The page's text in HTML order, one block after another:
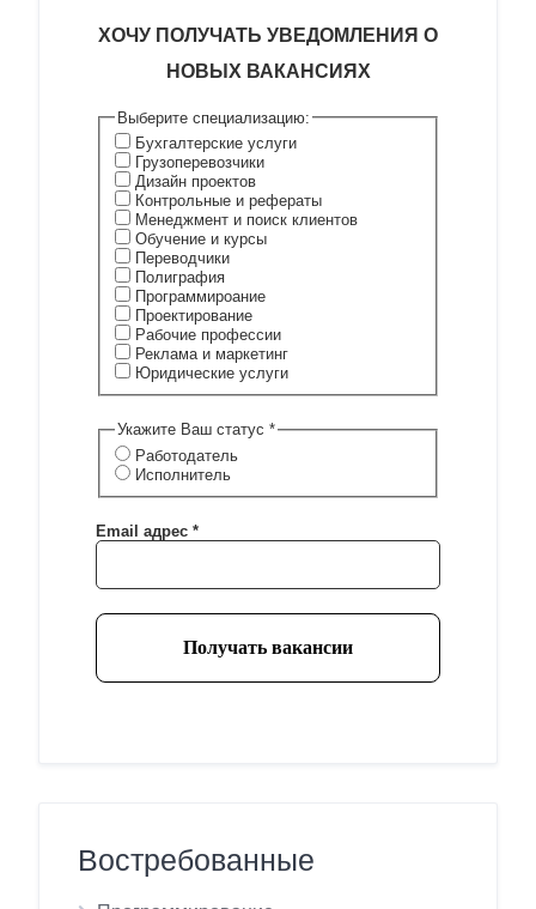
ХОЧУ ПОЛУЧАТЬ УВЕДОМЛЕНИЯ О
НОВЫХ ВАКАНСИЯХ
Выберите специализацию:
Бухгалтерские услуги
Грузоперевозчики
Дизайн проектов
Контрольные и рефераты
Менеджмент и поиск клиентов
Обучение и курсы
Переводчики
Полиграфия
Программироание
Проектирование
Рабочие профессии
Реклама и маркетинг
Юридические услуги
Укажите Ваш статус *
Работодатель
Исполнитель
Email адрес *
Востребованные